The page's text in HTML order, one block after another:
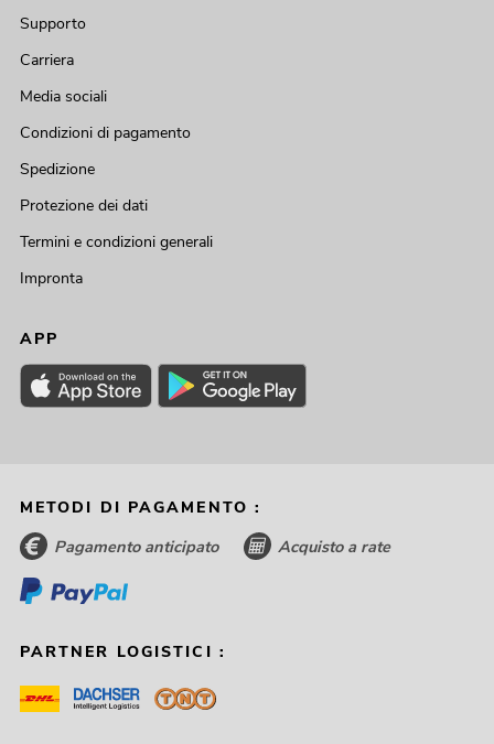
Supporto
Carriera
Media sociali
Condizioni di pagamento
Spedizione
Protezione dei dati
Termini e condizioni generali
Impronta
APP
METODI DI PAGAMENTO :
Pagamento anticipato Acquisto a rate
PARTNER LOGISTICI :